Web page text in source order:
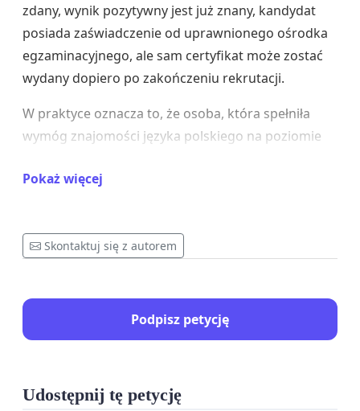
zdany, wynik pozytywny jest już znany, kandydat
posiada zaświadczenie od uprawnionego ośrodka
egzaminacyjnego, ale sam certyfikat może zostać
wydany dopiero po zakończeniu rekrutacji.
W praktyce oznacza to, że osoba, która spełniła
wymóg znajomości języka polskiego na poziomie
dlatego, że czeka na techniczne wydanie
Nie kwestionujemy potrzeby weryfikacji znajomości
języka polskiego. Przeciwnie — postulujemy
ale usuwa nieproporcjonalną barierę
administracyjną.
dopuściło możliwość uznawania zaświadczenia
Pokaż więcej
Skontaktuj się z autorem
Podpisz petycję
Udostępnij tę petycję